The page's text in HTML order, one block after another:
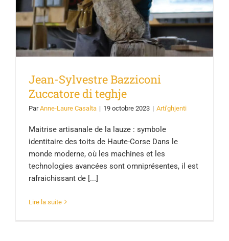
Zuccatore di teghje
Jean-Sylvestre Bazziconi
Zuccatore di teghje
ParAnne-Laure Casalta | 19 octobre 2023 | Arti'ghjenti
Maitrise artisanale de la lauze : symbole
identitaire des toits de Haute-Corse Dans le
monde moderne, où les machines et les
technologies avancées sont omniprésentes, il est
rafraichissant de [...]
Lire la suite